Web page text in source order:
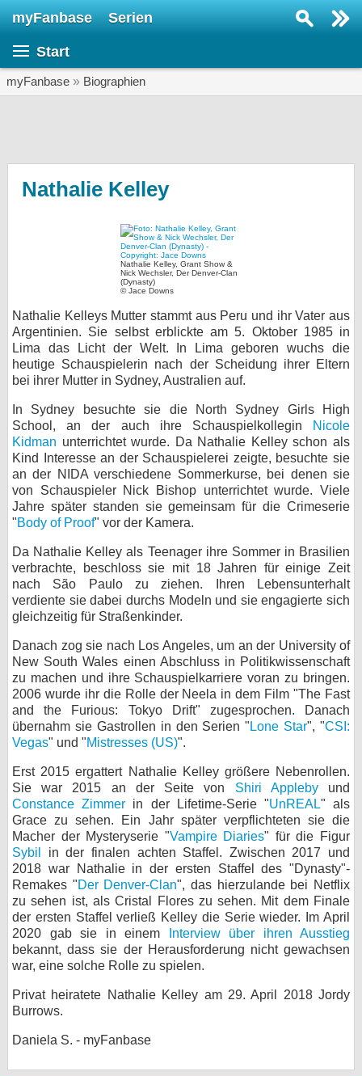
myFanbase Serien
Start
myFanbase » Biographien
Nathalie Kelley
Nathalie Kelley, Grant Show &
Nick Wechsler, Der Denver-Clan
(Dynasty)
© Jace Downs
Nathalie Kelleys Mutter stammt aus Peru und ihr Vater aus
Argentinien. Sie selbst erblickte am 5. Oktober 1985 in
Lima das Licht der Welt. In Lima geboren wuchs die
heutige Schauspielerin nach der Scheidung ihrer Eltern
bei ihrer Mutter in Sydney, Australien auf.
In Sydney besuchte sie die North Sydney Girls High
School, an der auch ihre Schauspielkollegin
Nicole
Kidman unterrichtet wurde. Da Nathalie Kelley schon als
Kind Interesse an der Schauspielerei zeigte, besuchte sie
an der NIDA verschiedene Sommerkurse, bei denen sie
von Schauspieler Nick Bishop unterrichtet wurde. Viele
Jahre später standen sie gemeinsam für die Crimeserie
"Body of Proof" vor der Kamera.
Da Nathalie Kelley als Teenager ihre Sommer in Brasilien
verbrachte, beschloss sie mit 18 Jahren für einige Zeit
nach São Paulo zu ziehen. Ihren Lebensunterhalt
verdiente sie dabei durchs Modeln und sie engagierte sich
gleichzeitig für Straßenkinder.
Danach zog sie nach Los Angeles, um an der University of
New South Wales einen Abschluss in Politikwissenschaft
zu machen und ihre Schauspielkarriere voran zu bringen.
2006 wurde ihr die Rolle der Neela in dem Film "The Fast
and the Furious: Tokyo Drift" zugesprochen. Danach
übernahm sie Gastrollen in den Serien " Lone Star", "CSI:
Vegas" und "Mistresses (US)".
Erst 2015 ergattert Nathalie Kelley größere Nebenrollen.
Sie war 2015 an der Seite von Shiri Applebyund
Constance Zimmer in der Lifetime-Serie "UnREAL" als
Grace zu sehen. Ein Jahr später verpflichteten sie die
Macher der Mysteryserie "Vampire Diaries" für die Figur
Sybil
in der finalen achten Staffel. Zwischen 2017 und
2018 war Nathalie in der ersten Staffel des "Dynasty"-
Remakes "Der Denver-Clan", das hierzulande bei Netflix
zu sehen ist, als Cristal Flores zu sehen. Mit dem Finale
der ersten Staffel verließ Kelley die Serie wieder. Im April
2020 gab sie in einem
Interview über ihren Ausstieg
bekannt, dass sie der Herausforderung nicht gewachsen
war, eine solche Rolle zu spielen.
Privat heiratete Nathalie Kelley am 29. April 2018 Jordy
Burrows.
Daniela S. - myFanbase
KULTUR
Specials
Gewinnspiele
Forum
bei X
bei Facebook
Kontakt
Nutzungsbedingungen
Cookie-Einstellungen
Impressum
Desktop-Ansicht
myFanbase